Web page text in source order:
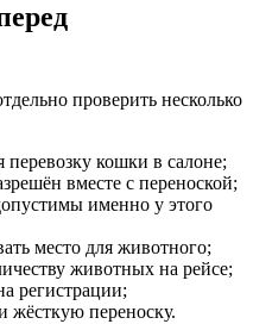
проверить несколько
перевозку кошки в салоне;
вместе с переноской;
именно у этого
место для животного;
животных на рейсе;
регистрации;
жёсткую переноску.